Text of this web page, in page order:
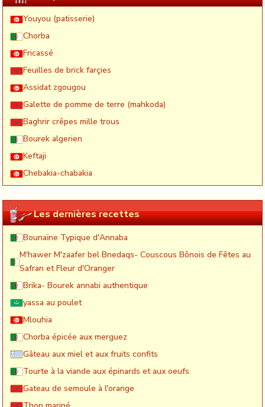
Youyou (patisserie)
Chorba
Fricassé
Feuilles de brick farçies
Assidat zgougou
Galette de pomme de terre (mahkoda)
Baghrir crêpes mille trous
Bourek algerien
Keftaji
Chebakia-chabakia
Les dernières recettes
Bounaïne Typique d'Annaba
M'hawer M'zaafer bel Bnedaqs- Couscous Bônois de Fêtes au
Safran et Fleur d'Oranger
Brika- Bourek annabi authentique
yassa au poulet
Mlouhia
Chorba épicée aux merguez
Gâteau aux miel et aux fruits confits
Tourte à la viande aux épinards et aux oeufs
Gateau de semoule à l'orange